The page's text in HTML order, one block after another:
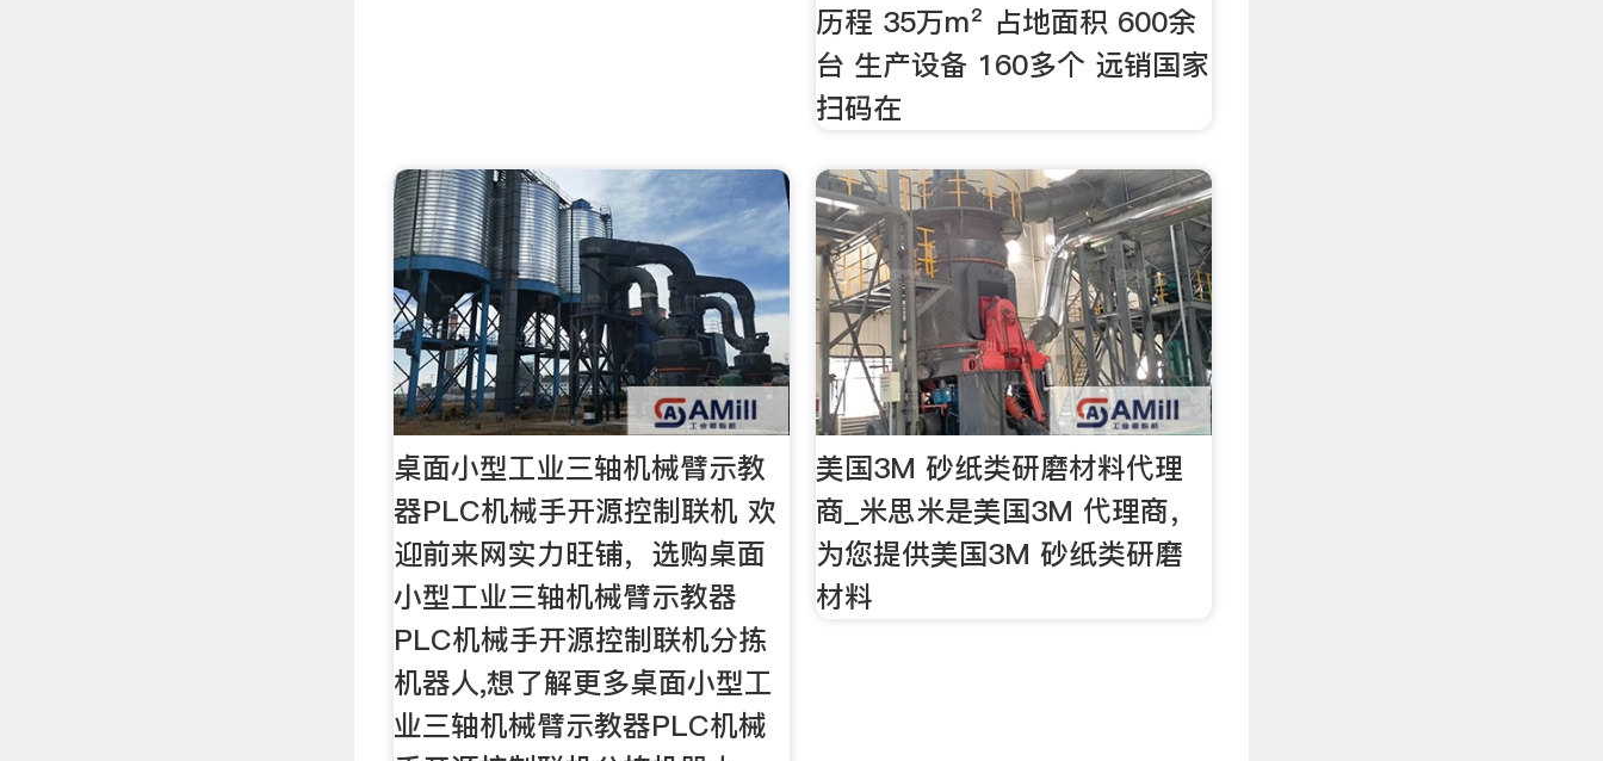
历程 35万m² 占地面积 600余
台 生产设备 160多个 远销国家
扫码在
桌面小型工业三轴机械臂示教
器PLC机械手开源控制联机 欢
迎前来网实力旺铺，选购桌面
小型工业三轴机械臂示教器
PLC机械手开源控制联机分拣
机器人,想了解更多桌面小型工
业三轴机械臂示教器PLC机械
美国3M 砂纸类研磨材料代理
商_米思米是美国3M 代理商，
为您提供美国3M 砂纸类研磨
材料